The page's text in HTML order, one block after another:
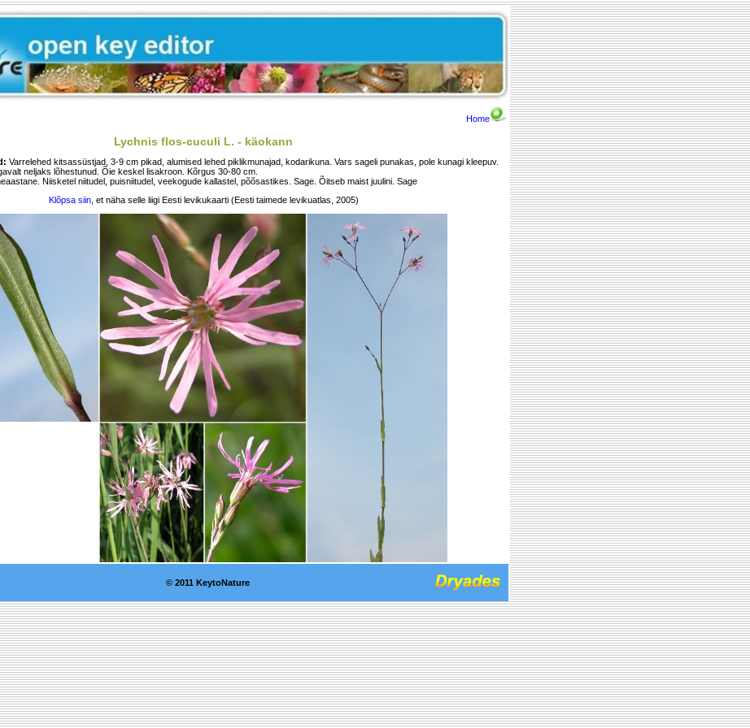
Home
Lychnis flos-cuculi L. - käokann
Varrelehed kitsassüstjad, 3-9 cm pikad, alumised lehed piklikmunajad, kodarikuna. Vars sageli punakas, pole kunagi kleepuv.
neljaks lõhestunud. Õie keskel lisakroon. Kõrgus 30-80 cm.
Niisketel niitudel, puisniitudel, veekogude kallastel, põõsastikes. Sage. Õitseb maist juulini. Sage
Klõpsa siin, et näha selle liigi Eesti levikukaarti (Eesti taimede levikuatlas, 2005)
© 2011 KeytoNature